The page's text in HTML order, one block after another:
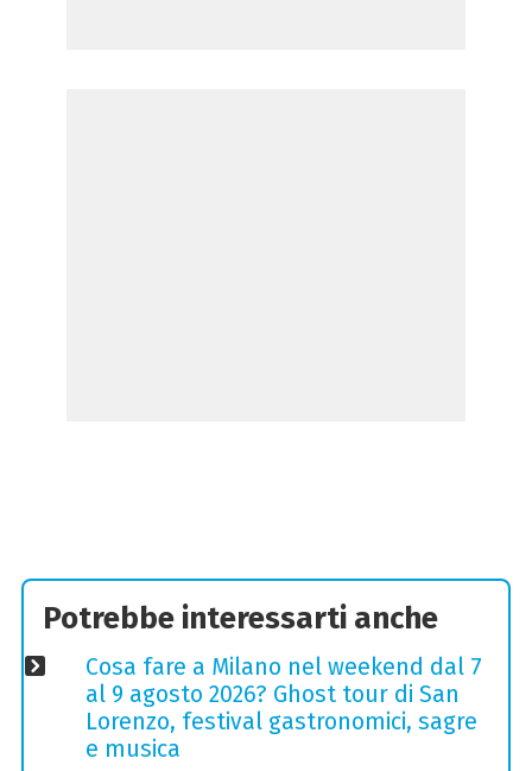
Potrebbe interessarti anche
Cosa fare a Milano nel weekend dal 7
al 9 agosto 2026? Ghost tour di San
Lorenzo, festival gastronomici, sagre
e musica